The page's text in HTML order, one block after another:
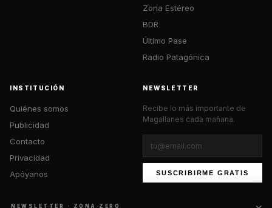
Zona Estéreo
BDR
Último Pase
Radio Patagónica
INSTITUCIÓN
Quiénes somos
Publicidad
Contacto
Privacidad
Apóyanos
NEWSLETTER
Recibe lo más importante de
Magallanes cada mañana.
SUSCRIBIRME GRATIS
NEWSLETTER · ZONA ZERO